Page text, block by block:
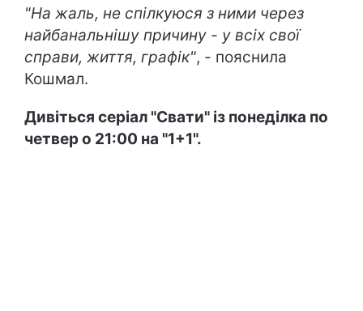
"На жаль, не спілкуюся з ними через
найбанальнішу причину - у всіх свої
справи, життя, графік", - пояснила
Кошмал.
Дивіться серіал "Свати" із понеділка по
четвер о 21:00 на "1+1".